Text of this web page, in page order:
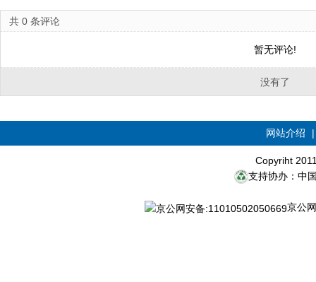
共 0 条评论
暂无评论!
没有了
网站介绍
Copyriht
支持协办：中
京公